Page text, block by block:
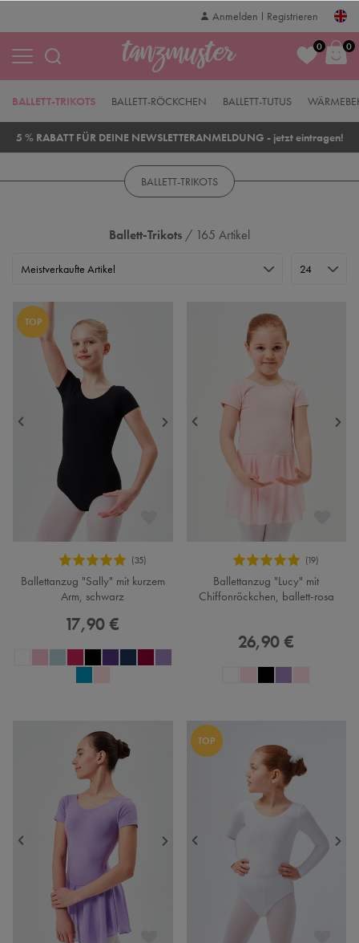
Anmelden Registrieren
0 0
BALLETT-RÖCKCHEN
BALLETT-TRIKOTS BALLETT-TUTUS
5 % RABATT FÜR DEINE NEWSLETTERANMELDUNG - jetzt eintragen!
BALLETT-TRIKOTS
Ballett-Trikots / 165 Artikel
TOP
Ballettanzug "Sally" mit kurzem
Arm, schwarz
17,90 €
Ballettanzug "Lucy" mit
Chiffonröckchen, ballett-rosa
26,90 €
TOP